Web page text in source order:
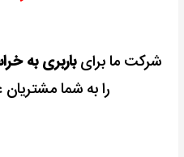
شرکت ما برایباربری به
را به شما